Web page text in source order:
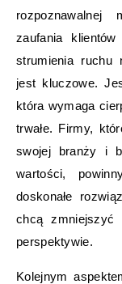
rozpoznawalnej
zaufania
strumienia ruchu
jest kluczowe.
która wymaga
trwałe. Firmy,
swojej branży i
wartości,
doskonałe
chcą zmniejszyć
perspektywie.
Kolejnym